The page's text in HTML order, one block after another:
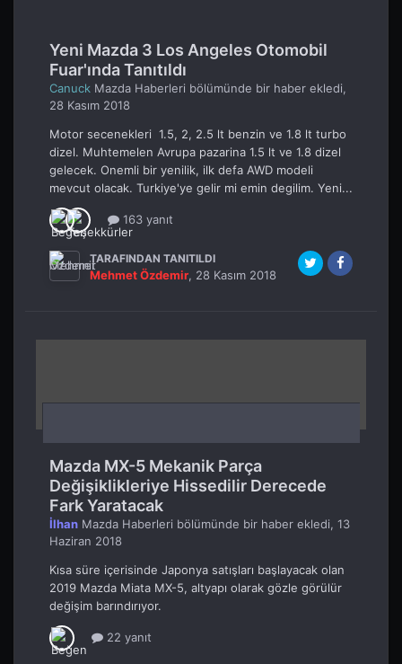
Yeni Mazda 3 Los Angeles Otomobil
Fuar'ında Tanıtıldı
Canuck Mazda Haberleri bölümünde bir haber ekledi,
28 Kasım 2018
Motor secenekleri 1.5, 2, 2.5 lt benzin ve 1.8 lt turbo
dizel. Muhtemelen Avrupa pazarina 1.5 lt ve 1.8 dizel
gelecek. Onemli bir yenilik, ilk defa AWD modeli
mevcut olacak. Turkiye'ye gelir mi emin degilim. Yeni...
163 yanıt
TARAFINDAN TANITILDI
Mehmet Özdemir, 28 Kasım 2018
Mazda MX-5 Mekanik Parça
Değişiklikleriye Hissedilir Derecede
Fark Yaratacak
İlhan Mazda Haberleri bölümünde bir haber ekledi, 13
Haziran 2018
Kısa süre içerisinde Japonya satışları başlayacak olan
2019 Mazda Miata MX-5, altyapı olarak gözle görülür
değişim barındırıyor.
22 yanıt